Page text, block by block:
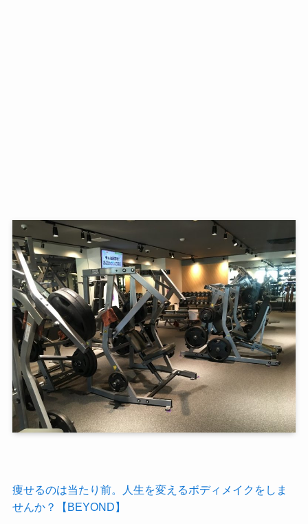
痩せるのは当たり前。人生を変えるボディメイクをしま
せんか？【BEYOND】